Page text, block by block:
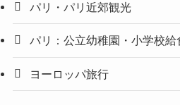
パリ・パリ近郊観光
パリ：公立幼稚園・小学校給
ヨーロッパ旅行